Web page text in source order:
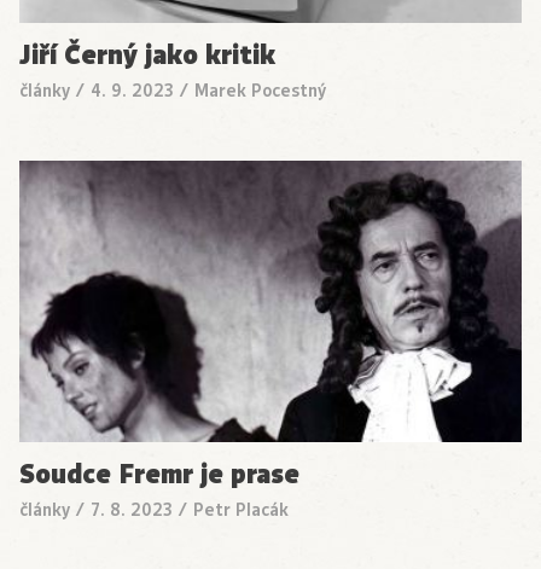
Jiří Černý jako kritik
články / 4. 9. 2023 / Marek Pocestný
Soudce Fremr je prase
články / 7. 8. 2023 / Petr Placák